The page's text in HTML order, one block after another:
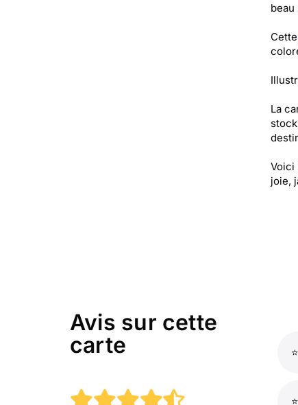
beau
Cette
La
Voici
joie,
Avis sur cette
carte